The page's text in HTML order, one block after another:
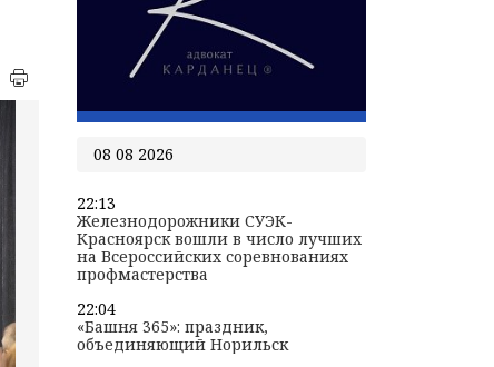
08 08 2026
22:13
Железнодорожники СУЭК-
Красноярск вошли в число лучших
на Всероссийских соревнованиях
профмастерства
22:04
«Башня 365»: праздник,
объединяющий Норильск